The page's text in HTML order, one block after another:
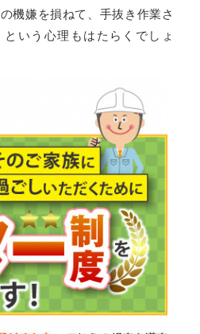
機嫌を損ねて、手抜き作業さ
いう心理もはたらくでしょ